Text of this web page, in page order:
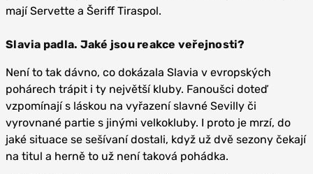
mají Servette a Šeriff Tiraspol.
Slavia padla. Jaké jsou reakce veřejnosti?
Není to tak dávno, co dokázala Slavia v evropských
pohárech trápit i ty největší kluby. Fanoušci doteď
vzpomínají s láskou na vyřazení slavné Sevilly či
vyrovnané partie s jinými velkokluby. I proto je mrzí, do
jaké situace se sešívaní dostali, když už dvě sezony čekají
na titul a herně to už není taková pohádka.